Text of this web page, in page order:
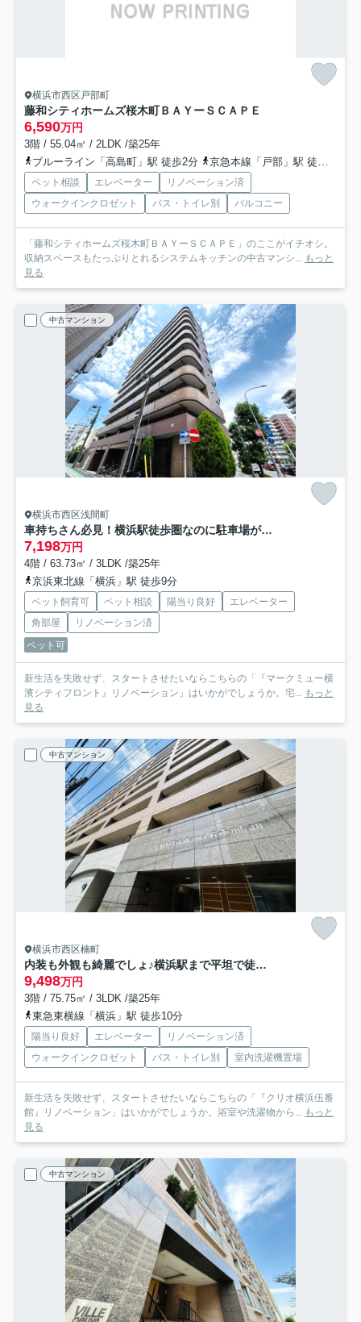
横浜市西区戸部町
藤和シティホームズ桜木町ＢＡＹーＳＣＡＰＥ
6,590万円
3階 / 55.04㎡ / 2LDK /築25年
ブルーライン「高島町」駅 徒歩2分
京急本線「戸部」駅 徒歩4分
ペット相談 エレベーター
リノベーション済
ウォークインクロゼット
バス・トイレ別 バルコニー
「藤和シティホームズ桜木町ＢＡＹーＳＣＡＰＥ」のここがイチオシ。
収納スペースもたっぷりとれるシステムキッチンの中古マンシ... もっと
見る
中古マンション
横浜市西区浅間町
車持ちさん必見！横浜駅徒歩圏なのに駐車場が１住戸１台分完備！！いや、車は使わないよ～って方は貸与も可◎これ非常に珍しく、無駄にならない工夫がGOODな『マークミュー横濱シティフロント』リノベーション
7,198万円
4階 / 63.73㎡ / 3LDK /築25年
京浜東北線「横浜」駅 徒歩9分
ペット飼育可 ペット相談 陽当り良好
エレベーター
角部屋
リノベーション済
ペット可
新生活を失敗せず、スタートさせたいならこちらの「『マークミュー横
濱シティフロント』リノベーション」はいかがでしょうか。宅... もっと
見る
中古マンション
横浜市西区楠町
内装も外観も綺麗でしょ♪横浜駅まで平坦で徒歩１０分の立地だから通勤にもGOOD！！そう、これだけの価格には、今後も得られる恩恵だけの価値がある！！それが、『クリオ横浜伍番館』リノベーション
9,498万円
3階 / 75.75㎡ / 3LDK /築25年
東急東横線「横浜」駅 徒歩10分
陽当り良好 エレベーター
リノベーション済
ウォークインクロゼット
バス・トイレ別 室内洗濯機置場
新生活を失敗せず、スタートさせたいならこちらの「『クリオ横浜伍番
館』リノベーション」はいかがでしょうか。浴室や洗濯物から... もっと
見る
中古マンション